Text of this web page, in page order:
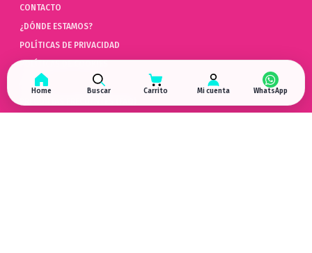
CONTACTO
¿DÓNDE ESTAMOS?
POLÍTICAS DE PRIVACIDAD
POLÍTICAS DE COOKIES
AYUDA
Home Buscar Carrito Mi cuenta